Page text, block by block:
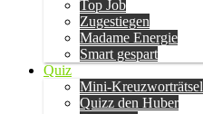
Top Job
Zugestiegen
Madame Energie
Smart gespart
Quiz
Mini-Kreuzworträtsel
Quizz den Huber